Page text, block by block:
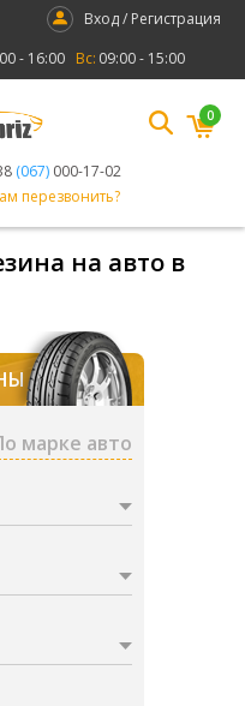
Вход / Регистрация
- 16:00 Вс: 09:00 - 15:00
(067) 000-17-02
перезвонить?
0
на авто в
марке авто